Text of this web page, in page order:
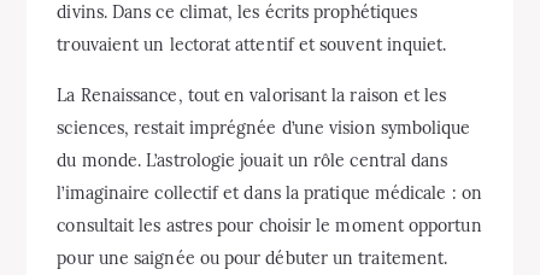
divins. Dans ce climat, les écrits prophétiques
trouvaient un lectorat attentif et souvent inquiet.
La Renaissance, tout en valorisant la raison et les
sciences, restait imprégnée d’une vision symbolique
du monde. L’astrologie jouait un rôle central dans
l’imaginaire collectif et dans la pratique médicale : on
consultait les astres pour choisir le moment opportun
pour une saignée ou pour débuter un traitement.